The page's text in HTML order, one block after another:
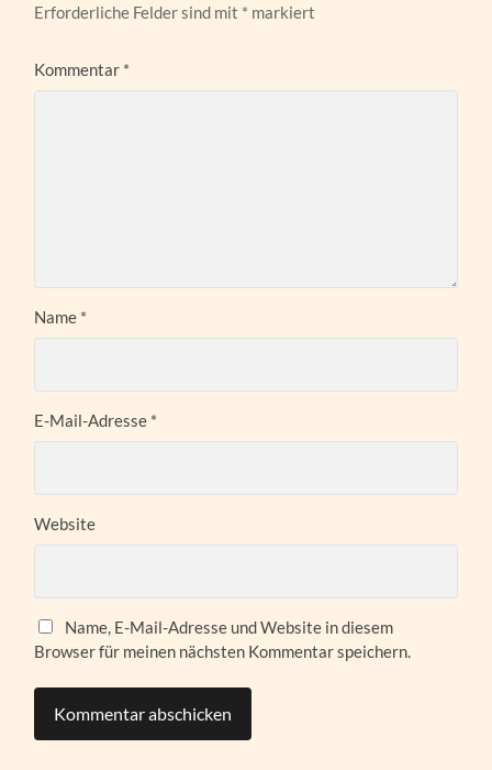
Erforderliche Felder sind mit * markiert
Kommentar *
Name *
E-Mail-Adresse *
Website
Name, E-Mail-Adresse und Website in diesem
Browser für meinen nächsten Kommentar speichern.